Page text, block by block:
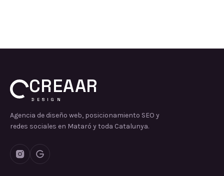
CREAAR
DESIGN
Agencia de diseño web, posicionamiento SEO y
redes sociales en Mataró y toda Catalunya.